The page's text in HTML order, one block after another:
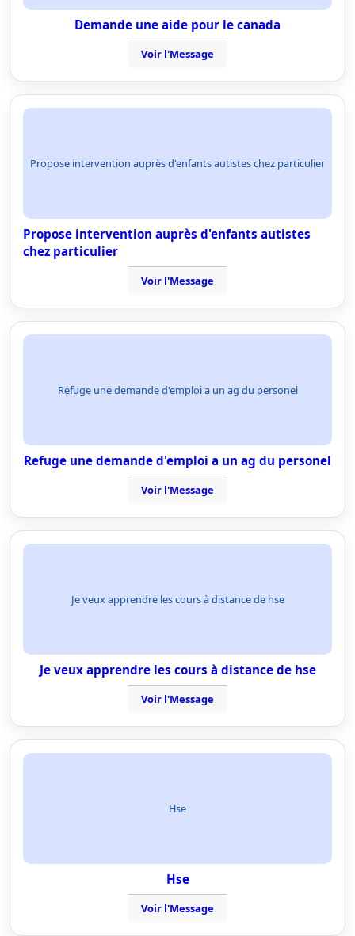
Demande une aide pour le canada
Voir l'Message
Propose intervention auprès d'enfants autistes chez particulier
Propose intervention auprès d'enfants autistes
chez particulier
Voir l'Message
Refuge une demande d'emploi a un ag du personel
Refuge une demande d'emploi a un ag du personel
Voir l'Message
Je veux apprendre les cours à distance de hse
Je veux apprendre les cours à distance de hse
Voir l'Message
Hse
Hse
Voir l'Message